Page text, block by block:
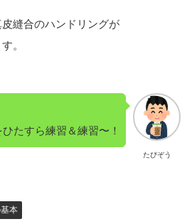
縫合のハンドリングが
。
たぴぞう
たすら練習＆練習〜！
本